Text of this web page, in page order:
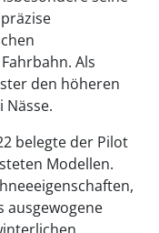
Als
den höheren
Nässe.
belegte der Pilot
Modellen.
ausgewogene